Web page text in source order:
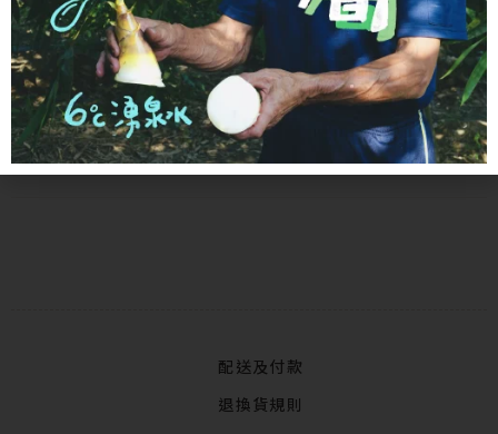
拌飯・佐餐
休閒食材
生活選品
配送及付款
退換貨規則